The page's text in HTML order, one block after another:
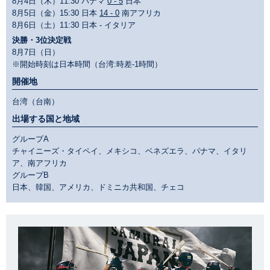
8月5日（金）15:30 日本 14 - 0 南アフリカ
8月6日（土）11:30 日本 - イタリア
決勝・3位決定戦
8月7日（日）
※開始時刻は日本時間（台湾:時差-1時間）
開催地
台湾（台南）
出場する国と地域
グループA
チャイニーズ・タイペイ、メキシコ、ベネズエラ、パナマ、イタリ
ア、南アフリカ
グループB
日本、韓国、アメリカ、ドミニカ共和国、チェコ